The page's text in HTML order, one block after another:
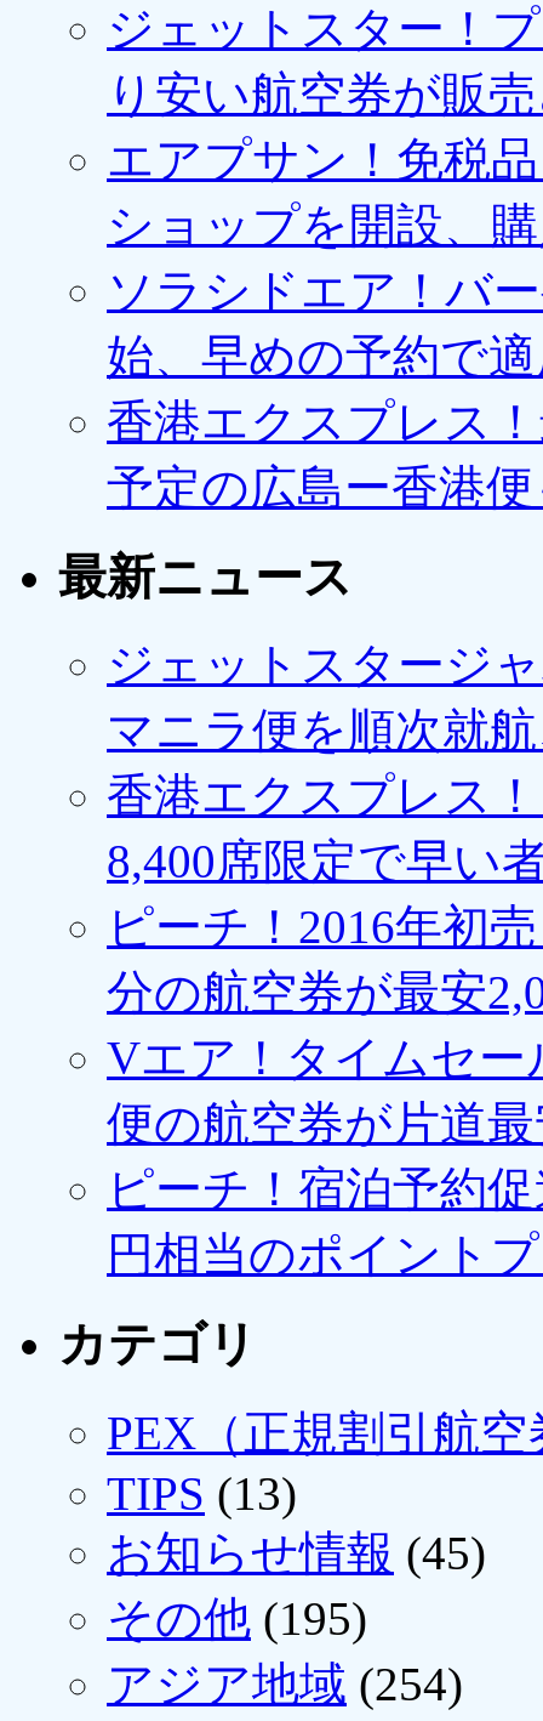
ジェットスター！
り安い航空券が販
エアプサン！免税
ショップを開設、
ソラシドエア！バ
始、早めの予約で
香港エクスプレス
予定の広島ー香港
最新ニュース
ジェットスタージ
マニラ便を順次就
香港エクスプレス
8,400席限定で早い
ピーチ！2016年初
分の航空券が最安
Vエア！タイムセー
便の航空券が片道最
ピーチ！宿泊予約
円相当のポイント
カテゴリ
PEX（正規割引航空
TIPS (13)
お知らせ情報 (45)
その他 (195)
アジア地域 (254)